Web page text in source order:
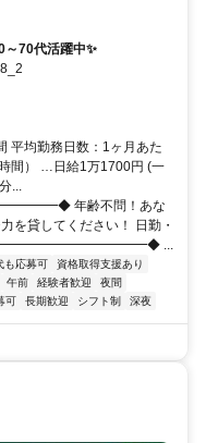
70代活躍中✨
平均勤務日数：1ヶ月あた
間） …日給1万1700円 (一
...
年齢不問！あな
を貸してください！ 日勤・
...
も応募可
資格取得支援あり
午前 経験者歓迎
夜間
可 長期歓迎 シフト制 深夜